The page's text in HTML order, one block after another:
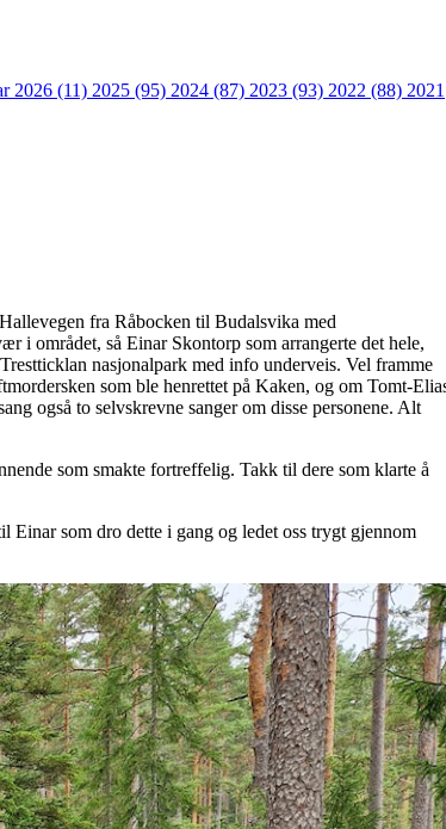
2026 (11) 2025 (95) 2024 (87) 2023 (93) 2022 (88) 2021
fra Råbocken til Budalsvika med
i området, så Einar Skontorp som arrangerte det hele,
nasjonalpark med info underveis. Vel framme
som ble henrettet på Kaken, og om Tomt-
også to selvskrevne sanger om disse personene. Alt
som smakte fortreffelig. Takk til dere som klarte å
som dro dette i gang og ledet oss trygt gjennom